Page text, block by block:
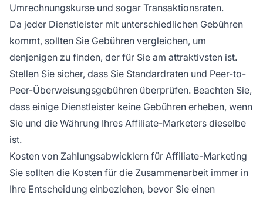
Umrechnungskurse und sogar Transaktionsraten.
Da jeder Dienstleister mit unterschiedlichen Gebühren
kommt, sollten Sie Gebühren vergleichen, um
denjenigen zu finden, der für Sie am attraktivsten ist.
Stellen Sie sicher, dass Sie Standardraten und Peer-to-
Peer-Überweisungsgebühren überprüfen. Beachten Sie,
dass einige Dienstleister keine Gebühren erheben, wenn
Sie und die Währung Ihres Affiliate-Marketers dieselbe
ist.
Kosten von Zahlungsabwicklern für Affiliate-Marketing
Sie sollten die Kosten für die Zusammenarbeit immer in
Ihre Entscheidung einbeziehen, bevor Sie einen